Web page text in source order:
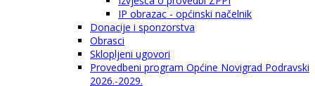
IP obrazac - općinski načelnik
Donacije i sponzorstva
Obrasci
Sklopljeni ugovori
Provedbeni program Općine Novigrad Podravski
2026.-2029.